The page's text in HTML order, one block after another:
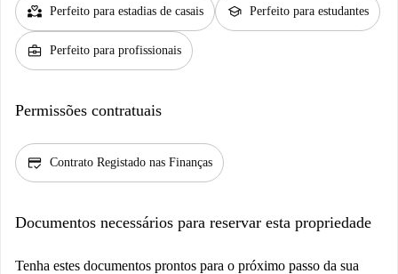
partner_heart Perfeito para estadias de casais school Perfeito para estudantes
business_center Perfeito para profissionais
Permissões contratuais
credit_score Contrato Registado nas Finanças
Documentos necessários para reservar esta propriedade
Tenha estes documentos prontos para o próximo passo da sua